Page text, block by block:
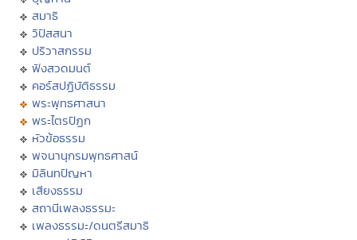
สมาธิ
วิปัสสนา
ปริวาสกรรม
ฟังสวดมนต์
คอร์สปฏิบัติธรรม
พระพุทธศาสนา
พระไตรปิฏก
หัวข้อธรรม
พจนานุกรมพุทธศาสน์
มิลินทปัญหา
เสียงธรรม
สถานีเพลงธรรมะ
เพลงธรรมะ/ดนตรีสมาธิ